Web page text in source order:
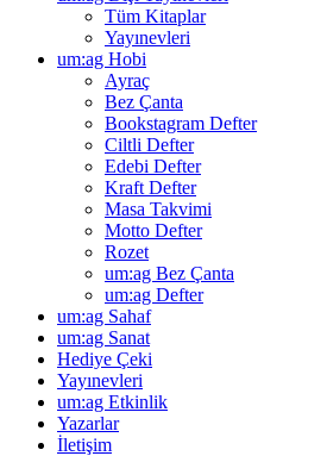
Tüm Kitaplar
Yayınevleri
um:ag Hobi
Ayraç
Bez Çanta
Bookstagram Defter
Ciltli Defter
Edebi Defter
Kraft Defter
Masa Takvimi
Motto Defter
Rozet
um:ag Bez Çanta
um:ag Defter
um:ag Sahaf
um:ag Sanat
Hediye Çeki
Yayınevleri
um:ag Etkinlik
Yazarlar
İletişim